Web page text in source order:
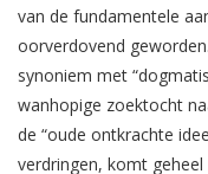
van de fundamentele
oorverdovend
synoniem met
wanhopige zoektocht
de “oude ontkrachte
verdringen, komt